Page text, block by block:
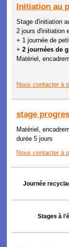
Initiation au
Stage d'initiation
2 jours d'initiation
+ 1 journée de
+ 2 journées de
Matériel,
Nous contacter à
stage
Matériel,
durée 5 jours
Nous contacter à
Journée
Stages à